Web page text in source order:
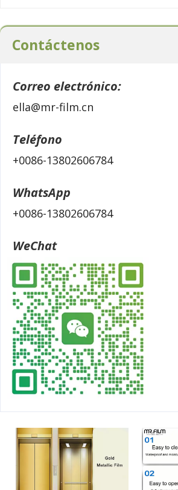
Contáctenos
Correo electrónico:
ella@mr-film.cn
Teléfono
+0086-13802606784
WhatsApp
+0086-13802606784
WeChat